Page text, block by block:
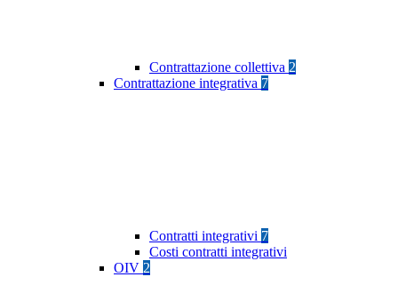
Contrattazione collettiva 2
Contrattazione integrativa 7
Contratti integrativi 7
Costi contratti integrativi
OIV 2